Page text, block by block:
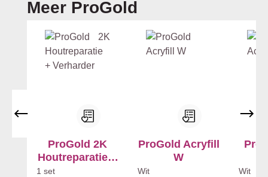
Meer ProGold
ProGold 2K
Houtreparatie +
Verharder
1 set
ProGold Acryfill
W
Wit Wit